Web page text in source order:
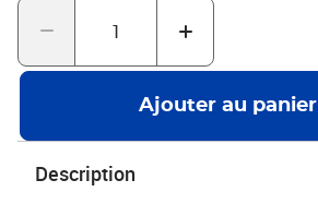
Ajouter au panier
Description